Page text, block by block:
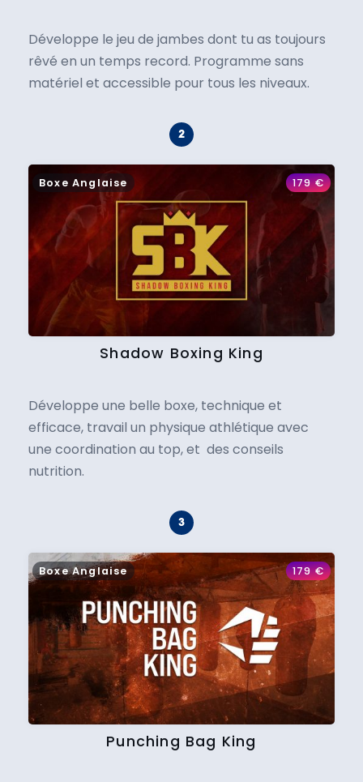
Développe le jeu de jambes dont tu as toujours
rêvé en un temps record. Programme sans
matériel et accessible pour tous les niveaux.
Boxe Anglaise 179€
Shadow Boxing King
Développe une belle boxe, technique et
efficace, travail un physique athlétique avec
une coordination au top, et des conseils
nutrition.
Boxe Anglaise 179€
Punching Bag King